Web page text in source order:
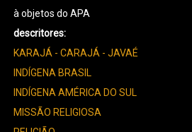
à objetos do APA
descritores
KARAJÁ - CARAJÁ - JAVAÉ
INDÍGENA BRASIL
INDÍGENA AMÉRICA DO SUL
MISSÃO RELIGIOSA